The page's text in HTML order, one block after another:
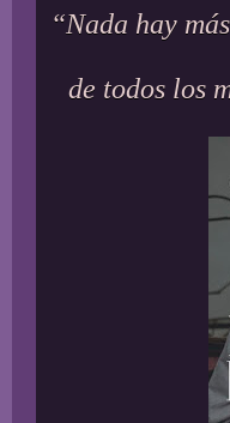
“Nada hay
de todos los